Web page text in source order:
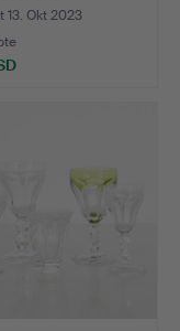
13. Okt 2023